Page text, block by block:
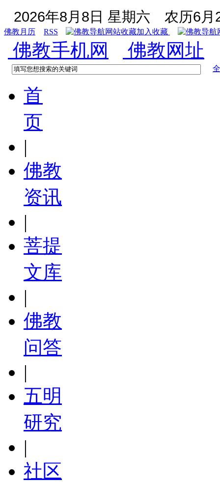
2026年8月8日 星期六 农历6月
佛教月历 RSS 加入收藏
佛教手机网 佛教网址
首
页
|
佛教
资讯
|
菩提
文库
|
佛教
问答
|
五明
研究
|
社区